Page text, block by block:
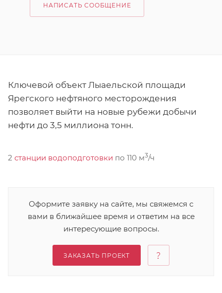
НАПИСАТЬ СООБЩЕНИЕ
Ключевой объект Лыаельской площади
Ярегского нефтяного месторождения
позволяет выйти на новые рубежи добычи
нефти до 3,5 миллиона тонн.
2 станции водоподготовки по 110 м3/ч
Оформите заявку на сайте, мы свяжемся с
вами в ближайшее время и ответим на все
интересующие вопросы.
ЗАКАЗАТЬ ПРОЕКТ